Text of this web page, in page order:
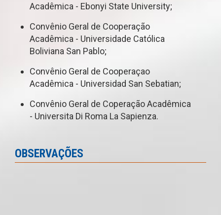
Acadêmica - Ebonyi State University;
Convênio Geral de Cooperação
Acadêmica - Universidade Católica
Boliviana San Pablo;
Convênio Geral de Cooperaçao
Acadêmica - Universidad San Sebatian;
Convênio Geral de Coperação Acadêmica
- Universita Di Roma La Sapienza.
OBSERVAÇÕES